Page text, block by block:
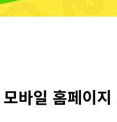
바일 홈페이지